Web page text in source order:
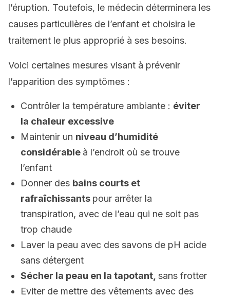
l’éruption. Toutefois, le médecin déterminera les
causes particulières de l’enfant et choisira le
traitement le plus approprié à ses besoins.
Voici certaines mesures visant à prévenir
l’apparition des symptômes :
Contrôler la température ambiante : éviter
la chaleur excessive
Maintenir un niveau d’humidité
considérable à l’endroit où se trouve
l’enfant
Donner des bains courts et
rafraîchissants pour arrêter la
transpiration, avec de l’eau qui ne soit pas
trop chaude
Laver la peau avec des savons de pH acide
sans détergent
Sécher la peau en la tapotant, sans frotter
Eviter de mettre des vêtements avec des